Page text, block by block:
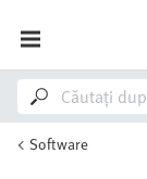
Software